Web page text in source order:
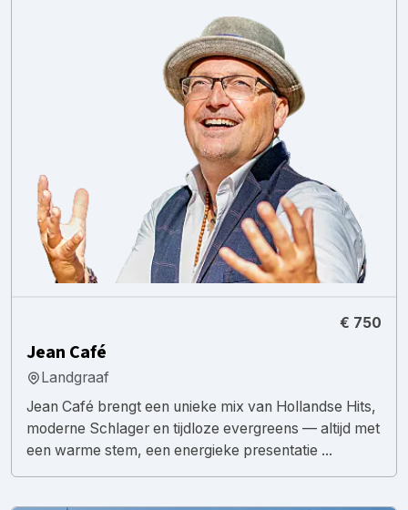
€ 750
Jean Café
Landgraaf
Jean Café brengt een unieke mix van Hollandse Hits,
moderne Schlager en tijdloze evergreens — altijd met
een warme stem, een energieke presentatie ...